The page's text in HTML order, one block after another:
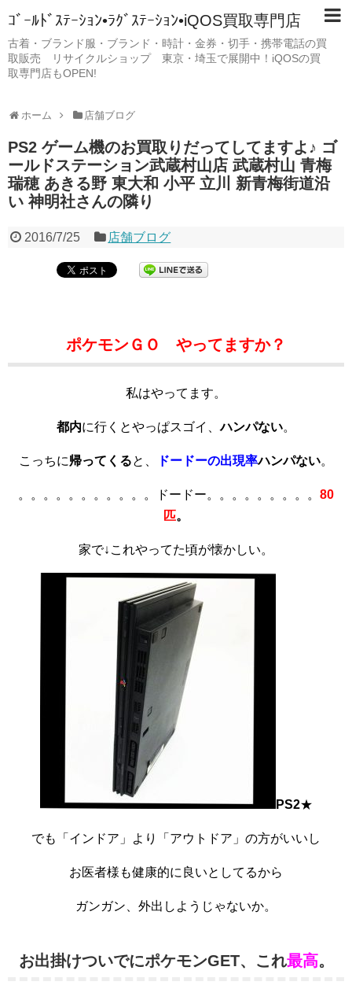
ｺﾞｰﾙﾄﾞｽﾃｰｼｮﾝ•ﾗｸﾞｽﾃｰｼｮﾝ•iQOS買取専門店
古着・ブランド服・ブランド・時計・金券・切手・携帯電話の買
取販売 リサイクルショップ 東京・埼玉で展開中！iQOSの買
取専門店もOPEN!
ホーム 店舗ブログ
PS2 ゲーム機のお買取りだってしてますよ♪ ゴ
ールドステーション武蔵村山店 武蔵村山 青梅
瑞穂 あきる野 東大和 小平 立川 新青梅街道沿
い 神明社さんの隣り
2016/7/25 店舗ブログ
ポケモンＧＯ やってますか？
私はやってます。
都内に行くとやっぱスゴイ、ハンパない。
こっちに帰ってくると、 ドードーの出現率ハンパない。
。。。。。。。。。。。ドードー。。。。。。。。。 80
匹。
家で↓これやってた頃が懐かしい。
PS2★
でも「インドア」より「アウトドア」の方がいいし
お医者様も健康的に良いとしてるから
ガンガン、外出しようじゃないか。
お出掛けついでにポケモンGET、これ最高。